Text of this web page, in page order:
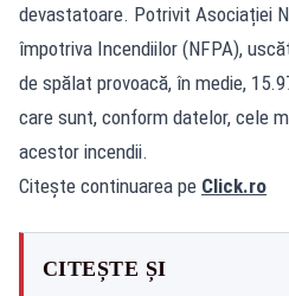
devastatoare. Potrivit Asociației
împotriva Incendiilor (NFPA),
de spălat provoacă, în medie,
care sunt, conform datelor, cele
acestor incendii.
Citește continuarea pe Click.ro
CITEȘTE ȘI